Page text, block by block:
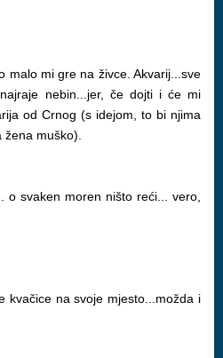
malo mi gre na živce. Akvarij...sve
nebin...jer, če dojti i će mi
od Crnog (s idejom, to bi njima
muško).
svaken moren ništo reći... vero,
kvačice na svoje mjesto...možda i